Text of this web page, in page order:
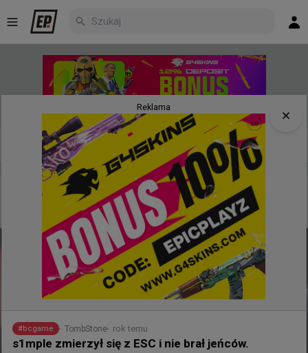
Nowe Najpopularniejsze Poczekalnia
TombStone 5 godzin temu
Poznaliśmy grupy EWC
Reklama
#bcgame TombStone rok temu
s1mple zmierzył się z ESC i nie brał jeńców.